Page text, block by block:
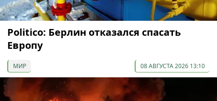
Politico: Берлин отказался спасать
Европу
МИР 08 АВГУСТА 2026 13:10